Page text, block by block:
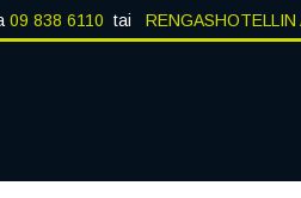
09 838 6110 tai RENGASHOTELLIN